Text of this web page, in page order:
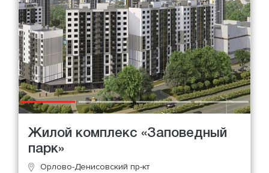
Жилой комплекс «Заповедный
парк»
Орлово-Денисовский пр-кт